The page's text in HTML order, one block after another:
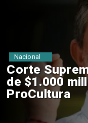
Codelco
construcción
en El
sísmicos
Nacional